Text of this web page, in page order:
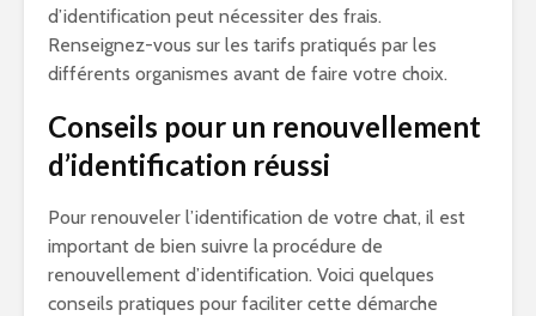
d’identification peut nécessiter des frais.
Renseignez-vous sur les tarifs pratiqués par les
différents organismes avant de faire votre choix.
Conseils pour un renouvellement
d’identification réussi
Pour renouveler l’identification de votre chat, il est
important de bien suivre la procédure de
renouvellement d’identification. Voici quelques
conseils pratiques pour faciliter cette démarche